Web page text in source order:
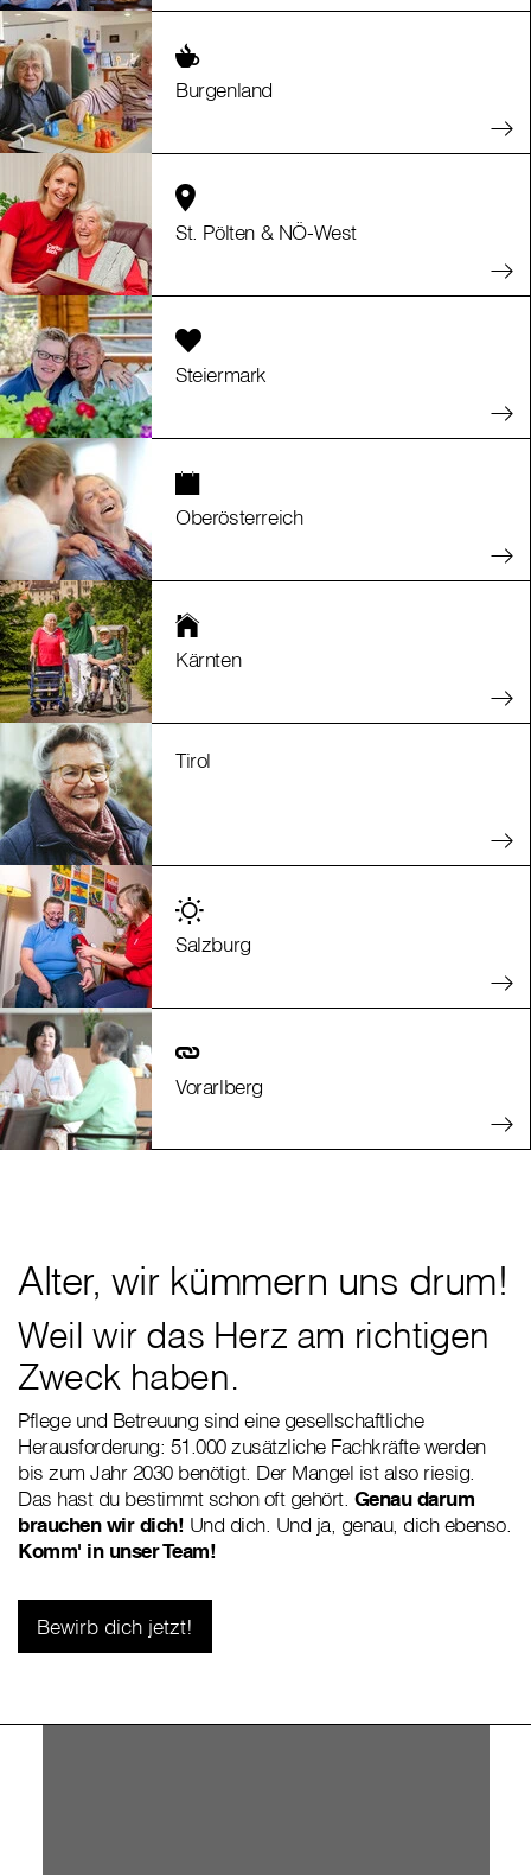
Burgenland
St. Pölten & NÖ-West
Steiermark
Oberösterreich
Kärnten
Tirol
Salzburg
Vorarlberg
Alter, wir kümmern uns drum!
Weil wir das Herz am richtigen
Zweck haben.
Pflege und Betreuung sind eine gesellschaftliche
Herausforderung: 51.000 zusätzliche Fachkräfte werden
bis zum Jahr 2030 benötigt. Der Mangel ist also riesig.
Das hast du bestimmt schon oft gehört. Genau darum
brauchen wir dich! Und dich. Und ja, genau, dich ebenso.
Komm' in unser Team!
Bewirb dich jetzt!